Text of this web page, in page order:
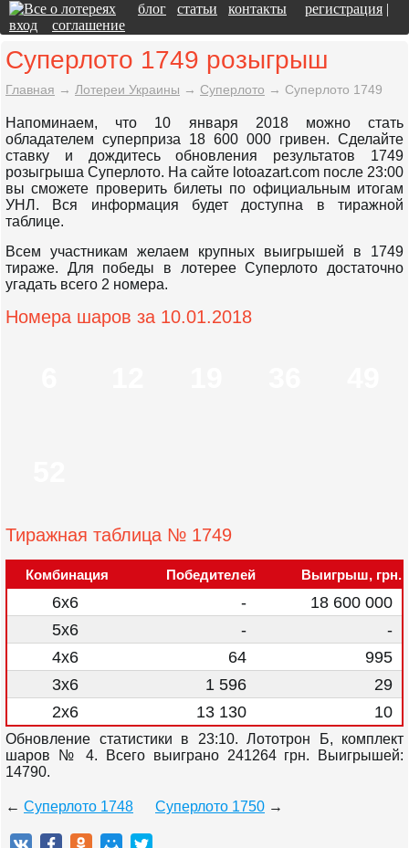
блог статьи контакты регистрация |
вход
соглашение
Суперлото 1749 розыгрыш
Главная → Лотереи Украины → Суперлото → Суперлото 1749
Напоминаем, что 10 января 2018 можно стать
обладателем суперприза 18 600 000 гривен. Сделайте
ставку и дождитесь обновления результатов 1749
розыгрыша Суперлото. На сайте lotoazart.com после 23:00
вы сможете проверить билеты по официальным итогам
УНЛ. Вся информация будет доступна в тиражной
таблице.
Всем участникам желаем крупных выигрышей в 1749
тираже. Для победы в лотерее Суперлото достаточно
угадать всего 2 номера.
Номера шаров за 10.01.2018
Тиражная таблица № 1749
Комбинация Победителей Выигрыш, грн.
6x6 -
18 600 000
5x6
-
-
4x6
64
995
3x6
1 596
29
2x6
13 130 10
Обновление статистики в 23:10. Лототрон Б, комплект
шаров №4. Всего выиграно 241264 грн. Выигрышей:
14790.
← Суперлото 1748 Суперлото 1750 →